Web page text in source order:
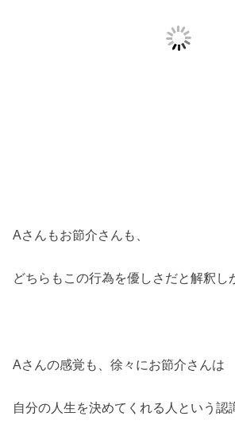
Aさんもお節介さんも、
どちらもこの行為を優しさだと解釈し
Aさんの感覚も、徐々にお節介さんは
自分の人生を決めてくれる人という認